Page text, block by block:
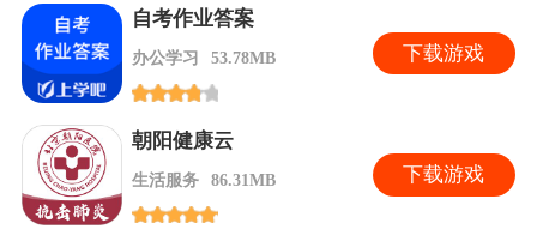
自考作业答案
办公学习 53.78MB 下载游戏
朝阳健康云
生活服务 86.31MB 下载游戏